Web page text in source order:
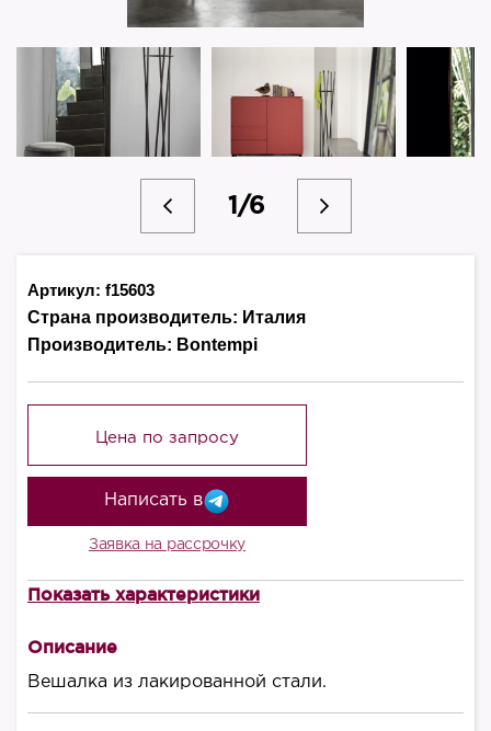
1/6
Артикул: f15603
Страна производитель: Италия
Производитель: Bontempi
Цена по запросу
Написать в
Заявка на рассрочку
Высота, мм
Диаметр, мм
Показать характеристики
Описание
Вешалка из лакированной стали.